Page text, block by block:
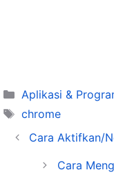
Categories
Aplikasi &
Tags
chrome
Cara Aktifkan/
Cara